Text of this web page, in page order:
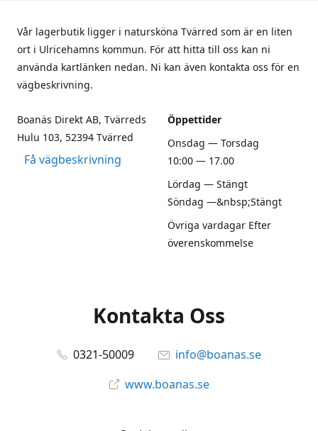
Vår lagerbutik ligger i natursköna Tvärred som är en liten
ort i Ulricehamns kommun. För att hitta till oss kan ni
använda kartlänken nedan. Ni kan även kontakta oss för en
vägbeskrivning.
Boanäs Direkt AB, Tvärreds
Hulu 103, 52394 Tvärred
Få vägbeskrivning
Öppettider
Onsdag — Torsdag
10:00 — 17.00
Lördag — Stängt
Söndag —&nbsp;Stängt
Övriga vardagar Efter
överenskommelse
Kontakta Oss
0321-50009
info@boanas.se
www.boanas.se